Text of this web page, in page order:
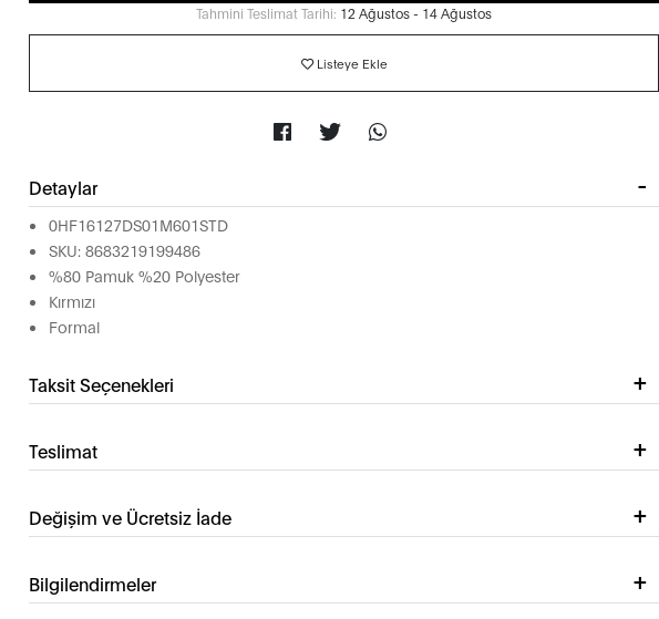
Tahmini Teslimat Tarihi: 12 Ağustos - 14 Ağustos
Listeye Ekle
Detaylar
0HF16127DS01M601STD
SKU: 8683219199486
%80 Pamuk %20 Polyester
Kırmızı
Formal
Taksit Seçenekleri
Teslimat
Değişim ve Ücretsiz İade
Bilgilendirmeler